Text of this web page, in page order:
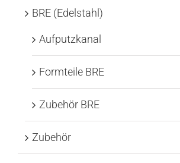
BRE (Edelstahl)
Aufputzkanal
Formteile BRE
Zubehör BRE
Zubehör